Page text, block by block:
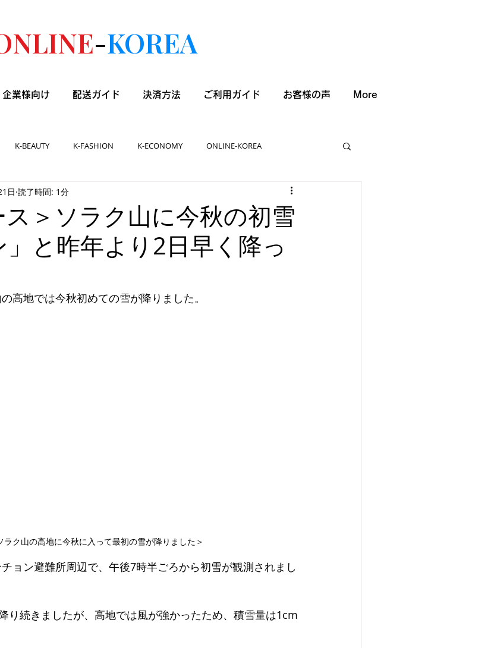
-KOREA
企業様向け 配送ガイド 決済方法 ご利用ガイド お客様の声 More
K-BEAUTY K-FASHION K-ECONOMY ONLINE-KOREA
ス＞ソラク山に今秋の初雪
と昨年より2日早く降っ
日 読了時間: 1分
高地では今秋初めての雪が降りました。
ラク山の高地に今秋に入って最初の雪が降りました＞
ョン避難所周辺で、午後7時半ごろから初雪が観測されまし
り続きましたが、高地では風が強かったため、積雪量は1cm